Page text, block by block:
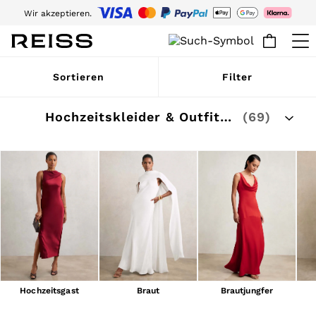
Laden Sie heute die Reiss App herunter und genießen Sie 10 % Rabatt auf
Ihre erste App-Bestellung. Es gelten die AGB.
Melden Sie sich für unsere E-Mails an, um stets auf dem Laufenden über
die Welt von Reiss zu sein.
WOMEN
Pre-Autumn Collection
Dresses
Tops & T-Shirts
Trousers
Jumpsuits & Playsuits
Shirts & Blouses
Shorts
Skirts
Swimwear
Suits & Tailoring
Blazers
Petite
Sortieren Filter
Hochzeitskleider & Outfits für Damen (69)
Hochzeitsgast Braut Brautjungfer